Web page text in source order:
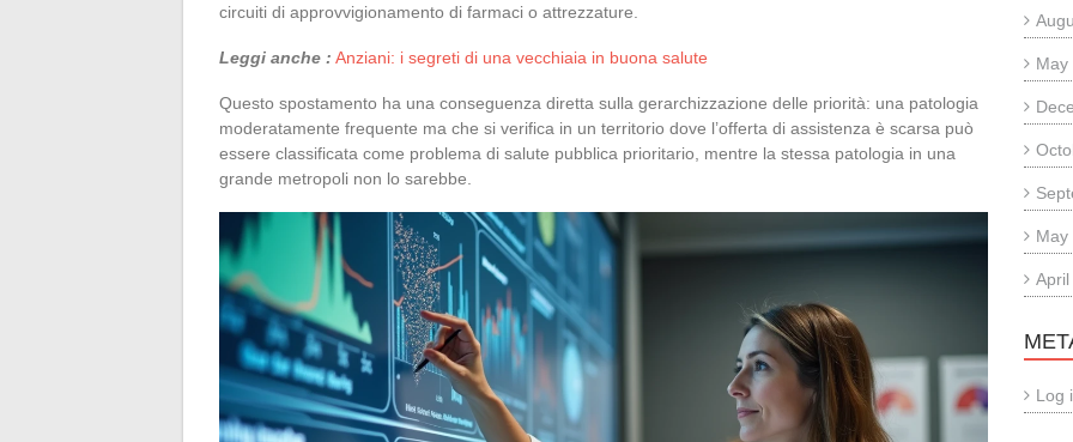
circuiti di approvvigionamento di farmaci o attrezzature.
Leggi anche : Anziani: i segreti di una vecchiaia in buona salute
Questo spostamento ha una conseguenza diretta sulla gerarchizzazione delle priorità: una patologia
moderatamente frequente ma che si verifica in un territorio dove l’offerta di assistenza è scarsa può
essere classificata come problema di salute pubblica prioritario, mentre la stessa patologia in una
grande metropoli non lo sarebbe.
May
May
Log